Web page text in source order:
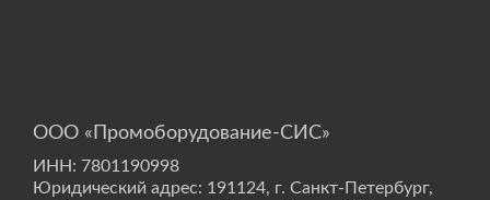
ООО «Промоборудование-СИС»
ИНН: 7801190998
Юридический адрес: 191124, г. Санкт-Петербург,